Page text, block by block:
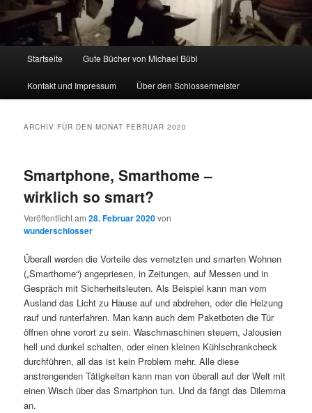
Zum Inhalt wechseln
Zum sekundären Inhalt wechseln
Startseite Gute Bücher von Michael Bübl
Kontakt und Impressum Über den Schlossermeister
ARCHIV FÜR DEN MONAT FEBRUAR 2020
Smartphone, Smarthome –
wirklich so smart?
Veröffentlicht am28. Februar 2020von
wunderschlosser
Überall werden die Vorteile des vernetzten und smarten Wohnen
(„Smarthome“) angepriesen, in Zeitungen, auf Messen und in
Gespräch mit Sicherheitsleuten. Als Beispiel kann man vom
Ausland das Licht zu Hause auf und abdrehen, oder die Heizung
rauf und runterfahren. Man kann auch dem Paketboten die Tür
öffnen ohne vorort zu sein. Waschmaschinen steuern, Jalousien
hell und dunkel schalten, oder einen kleinen Kühlschrankcheck
durchführen, all das ist kein Problem mehr. Alle diese
anstrengenden Tätigkeiten kann man von überall auf der Welt mit
einen Wisch über das Smartphon tun. Und da fängt das Dilemma
an.